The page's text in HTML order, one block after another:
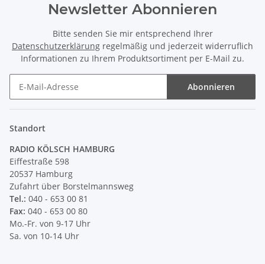
Newsletter Abonnieren
Bitte senden Sie mir entsprechend Ihrer
Datenschutzerklärung regelmäßig und jederzeit widerruflich
Informationen zu Ihrem Produktsortiment per E-Mail zu.
Abonnieren
Standort
RADIO KÖLSCH HAMBURG
Eiffestraße 598
20537 Hamburg
Zufahrt über Borstelmannsweg
Tel.: 040 - 653 00 81
Fax: 040 - 653 00 80
Mo.-Fr. von 9-17 Uhr
Sa. von 10-14 Uhr